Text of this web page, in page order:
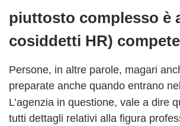
piuttosto complesso è
cosiddetti HR)
Persone, in altre parole, magari
preparate anche quando entrano
L’agenzia in questione, vale a dire
tutti dettagli relativi alla figura